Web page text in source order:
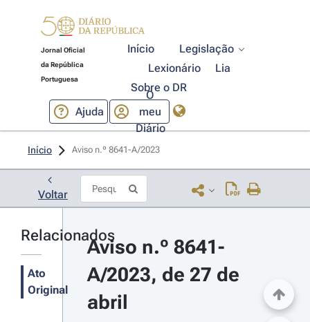
Jornal Oficial
da República
Portuguesa
Início
Legislação
Lexionário
Lia
Sobre o DR
Ajuda
O
meu
Diário
Início Aviso n.º 8641-A/2023
Voltar
Relacionados
Ato
Original
Aviso n.º 8641-
A/2023, de 27 de
abril